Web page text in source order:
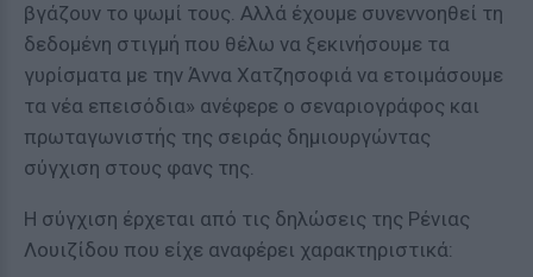
βγάζουν το ψωμί τους. Αλλά έχουμε συνεννοηθεί τη
δεδομένη στιγμή που θέλω να ξεκινήσουμε τα
γυρίσματα με την Άννα Χατζησοφιά να ετοιμάσουμε
τα νέα επεισόδια» ανέφερε ο σεναριογράφος και
πρωταγωνιστής της σειράς δημιουργώντας
σύγχιση στους φανς της.
Η σύγχιση έρχεται από τις δηλώσεις της Ρένιας
Λουιζίδου που είχε αναφέρει χαρακτηριστικά: